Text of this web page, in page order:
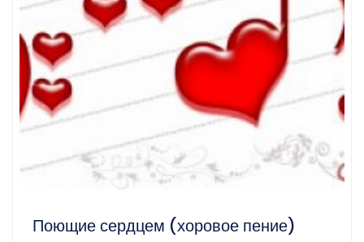
Поющие сердцем (хоровое пение)